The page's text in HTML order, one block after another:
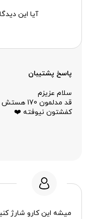
آیا این
پاسخ پشتیبان
سلام عزیزم
قد
کفشتون نیوفته ❤️
میشه این کارو شارژ